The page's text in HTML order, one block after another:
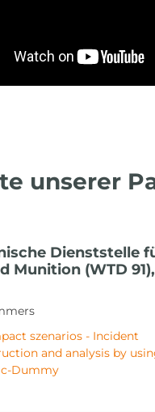
unserer
Dienststelle
Munition (WTD 91),
szenarios - Incident
and analysis by
Dummy